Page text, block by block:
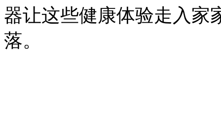
器让这些健康体验走入家
落。